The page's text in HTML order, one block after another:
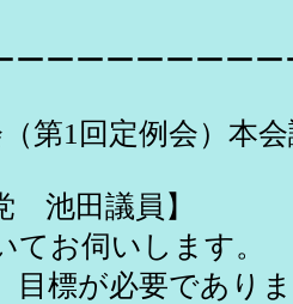
ーーーーーーーー
（第1回定例会）本
池田議員】
お伺いします。
目標が必要であり